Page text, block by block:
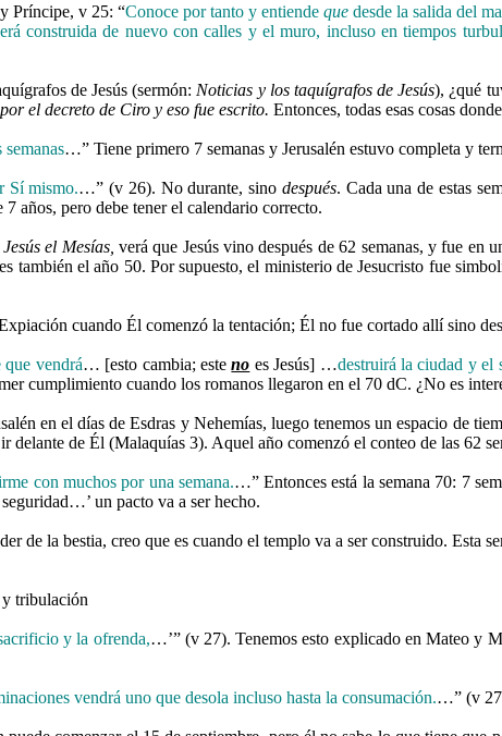
Príncipe, v 25: “Conoce por tanto y entiende quedesde la salida del
construida de nuevo con calles y el muro, incluso en tiempos
de Jesús (sermón: Noticias y los taquígrafos de Jesús), ¿qué
el decreto de Ciro y eso fue escrito.Entonces, todas esas cosas
semanas…” Tiene primero 7 semanas y Jerusalén estuvo completa y
Sí mismo.…” (v 26). No durante, sino después. Cada una de estas
años, pero debe tener el calendario correcto.
el Mesías, verá que Jesús vino después de 62 semanas, y fue en
también el año 50. Por supuesto, el ministerio de Jesucristo fue
cuando Él comenzó la tentación; Él no fue cortado allí sino
vendrá… [esto cambia; esteno es Jesús] …destruirá la ciudad y el
cumplimiento cuando los romanos llegaron en el 70 dC. ¿No es
en el días de Esdras y Nehemías, luego tenemos un espacio de
delante de Él (Malaquías 3). Aquel año comenzó el conteo de las 62
con muchos por una semana.…” Entonces está la semana 70: 7
un pacto va a ser hecho.
de la bestia, creo que es cuando el templo va a ser construido. Esta
y tribulación
y la ofrenda,…’” (v 27). Tenemos esto explicado en Mateo y
vendrá uno que desola incluso hasta la consumación.…” (v